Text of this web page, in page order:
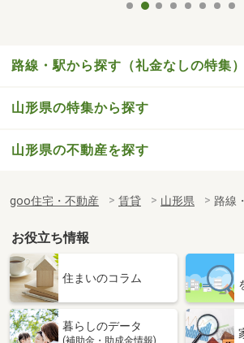
路線・駅から探す（礼金なしの特集）
山形県の特集から探す
山形県の不動産を探す
goo住宅・不動産 賃貸 山形県 路線
お役立ち情報
住まいのコラム
暮らしのデータ